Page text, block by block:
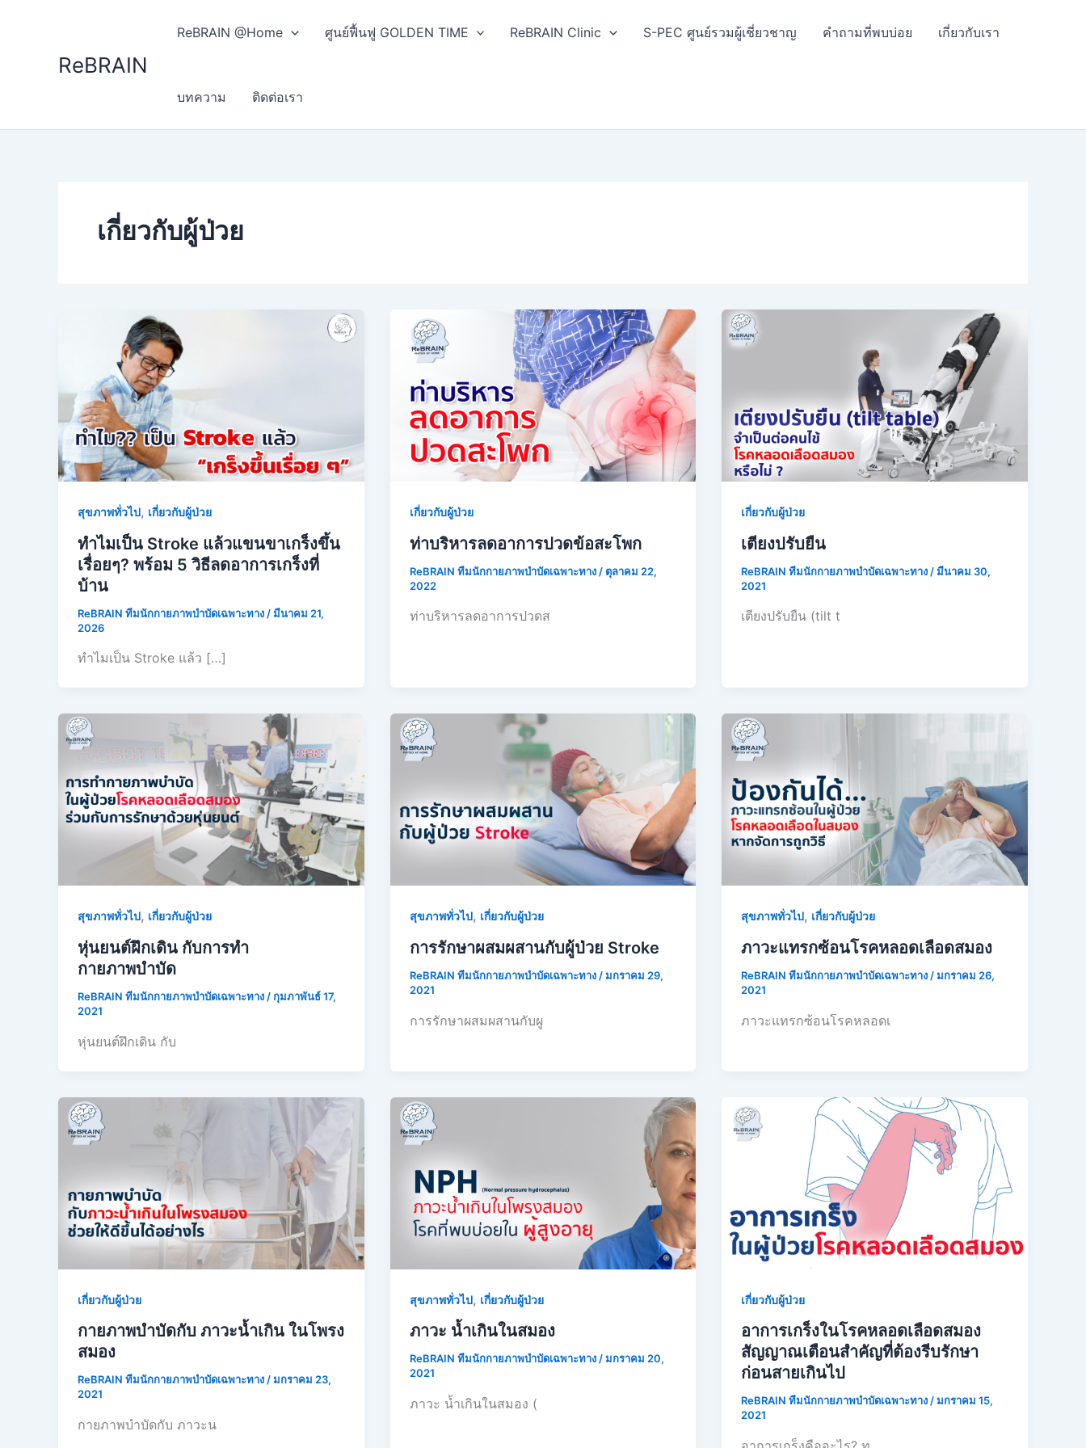
ReBRAIN
ReBRAIN @Home ศูนย์ฟื้นฟู GOLDEN TIME ReBRAIN Clinic S-PEC ศูนย์รวมผู้เชี่ยวชาญ คำถามที่พบบ่อย เกี่ยวกับเรา
บทความ ติดต่อเรา
เกี่ยวกับผู้ป่วย
สุขภาพทั่วไป, เกี่ยวกับผู้ป่วย
ทำไมเป็น Stroke แล้วแขนขาเกร็งขึ้น
เรื่อยๆ? พร้อม 5 วิธีลดอาการเกร็งที่
บ้าน
ReBRAIN ทีมนักกายภาพบำบัดเฉพาะทาง /มีนาคม 21,
2026
ทำไมเป็น Stroke แล้ว […]
เกี่ยวกับผู้ป่วย
ท่าบริหารลดอาการปวดข้อสะโพก
ReBRAIN ทีมนักกายภาพบำบัดเฉพาะทาง / ตุลาคม 22,
2022
ท่าบริหารลดอาการปวดส
เกี่ยวกับผู้ป่วย
เตียงปรับยืน
ReBRAIN ทีมนักกายภาพบำบัดเฉพาะทาง /มีนาคม 30,
2021
เตียงปรับยืน (tilt t
สุขภาพทั่วไป, เกี่ยวกับผู้ป่วย
หุ่นยนต์ฝึกเดิน กับการทำ
กายภาพบำบัด
ReBRAIN ทีมนักกายภาพบำบัดเฉพาะทาง /กุมภาพันธ์ 17,
2021
หุ่นยนต์ฝึกเดิน กับ
สุขภาพทั่วไป, เกี่ยวกับผู้ป่วย
การรักษาผสมผสานกับผู้ป่วย Stroke
ReBRAIN ทีมนักกายภาพบำบัดเฉพาะทาง /มกราคม 29,
2021
การรักษาผสมผสานกับผู
สุขภาพทั่วไป, เกี่ยวกับผู้ป่วย
ภาวะแทรกซ้อนโรคหลอดเลือดสมอง
ReBRAIN ทีมนักกายภาพบำบัดเฉพาะทาง /มกราคม 26,
2021
ภาวะแทรกซ้อนโรคหลอดเ
เกี่ยวกับผู้ป่วย
กายภาพบำบัดกับ ภาวะน้ำเกิน ในโพรง
สมอง
ReBRAIN ทีมนักกายภาพบำบัดเฉพาะทาง/มกราคม 23,
2021
กายภาพบำบัดกับ ภาวะน
สุขภาพทั่วไป, เกี่ยวกับผู้ป่วย
ภาวะ น้ำเกินในสมอง
ReBRAIN ทีมนักกายภาพบำบัดเฉพาะทาง/มกราคม 20,
2021
ภาวะ น้ำเกินในสมอง (
เกี่ยวกับผู้ป่วย
อาการเกร็งในโรคหลอดเลือดสมอง
สัญญาณเตือนสำคัญที่ต้องรีบรักษา
ก่อนสายเกินไป
ReBRAIN ทีมนักกายภาพบำบัดเฉพาะทาง/มกราคม 15,
2021